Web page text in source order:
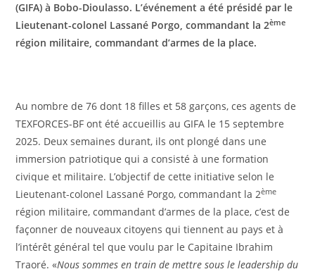
(GIFA) à Bobo-Dioulasso. L’événement a été présidé par le
Lieutenant-colonel Lassané Porgo, commandant la 2ème
région militaire, commandant d’armes de la place.
Au nombre de 76 dont 18 filles et 58 garçons, ces agents de
TEXFORCES-BF ont été accueillis au GIFA le 15 septembre
2025. Deux semaines durant, ils ont plongé dans une
immersion patriotique qui a consisté à une formation
civique et militaire. L’objectif de cette initiative selon le
Lieutenant-colonel Lassané Porgo, commandant la 2ème
région militaire, commandant d’armes de la place, c’est de
façonner de nouveaux citoyens qui tiennent au pays et à
l’intérêt général tel que voulu par le Capitaine Ibrahim
Traoré. «Nous sommes en train de mettre sous le leadership du